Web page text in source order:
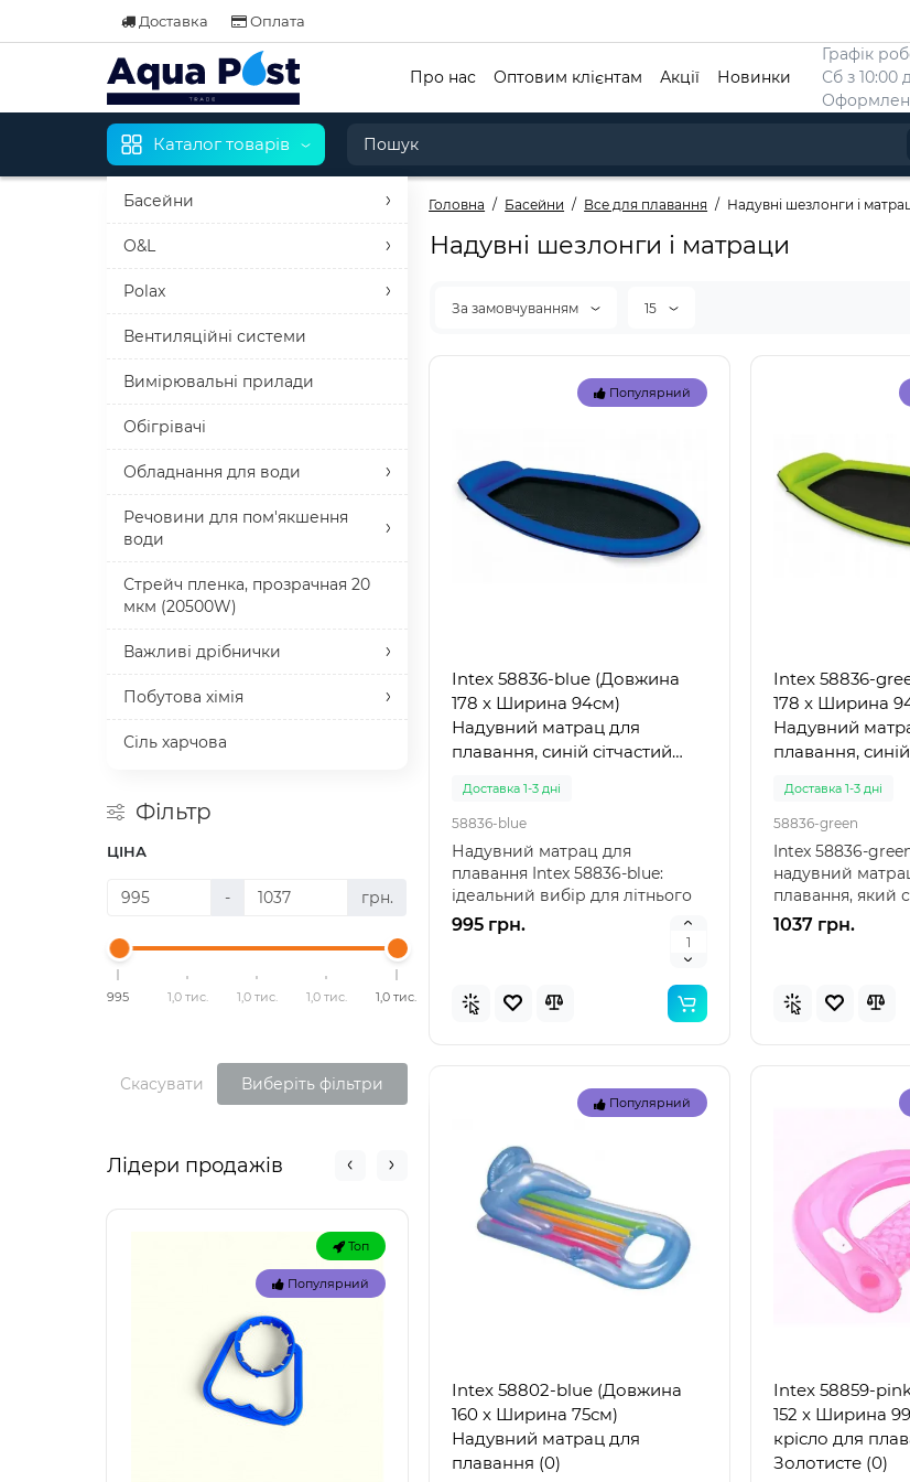
Доставка Оплата
Графік
Сб з 10:00
Про нас Оптовим клієнтам Акції Новинки
Каталог товарів
Басейни
O&L
Polax
Вентиляційні системи
Вимірювальні прилади
Обігрівачі
Обладнання для води
Речовини для пом'якшення
води
Стрейч пленка, прозрачная 20
мкм (20500W)
Важливі дрібнички
Побутова хімія
Сіль харчова
Головна Басейни Все для плавання Надувні шезлонги і
Фільтр
ЦІНА
- грн.
995 1,0 тис. 1,0 тис. 1,0 тис. 1,0 тис.
Скасувати Виберіть фільтри
Лідери продажів
Топ
Популярний
Топ
Популярний
Надувні шезлонги і матраци
За замовчуванням 15
Популярний
Intex 58836-blue (Довжина
178 x Ширина 94см)
Надувний матрац для
плавання, синій сітчастий
Доставка 1-3 дні
58836-blue
Надувний матрац для
плавання Intex 58836-blue:
ідеальний вибір для літнього
відпочинку Intex 58836-b..
995 грн.
Intex 58836-
178 x Ширина
Надувний
плавання, синій
Доставка 1-3 дні
58836-green
Intex 58836-
надувний
плавання, який
ідеальним
комфортного ві..
1037 грн.
Популярний
Intex 58802-blue (Довжина
160 x Ширина 75см)
Надувний матрац для
плавання (0)
Intex 58859-
152 x Ширина
крісло для
Золотисте (0)